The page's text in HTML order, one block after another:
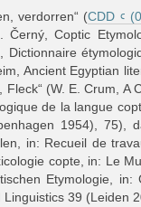
verdorren“ (CDD ꜥ
Coptic
Dictionnaire
Ancient Egyptian
Fleck“ (W. E. Crum,
de la langue
1954) , 75),
in: Recueil de
copte, in: Le
Etymologie, in:
39 (Leiden